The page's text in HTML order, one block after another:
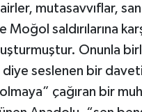
mutasavvıflar,
Moğol saldırılarına
Onunla
seslenen bir
çağıran bir
Müftülüğü